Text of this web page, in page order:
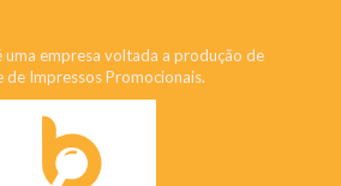
uma empresa voltada a produção de
de Impressos Promocionais.